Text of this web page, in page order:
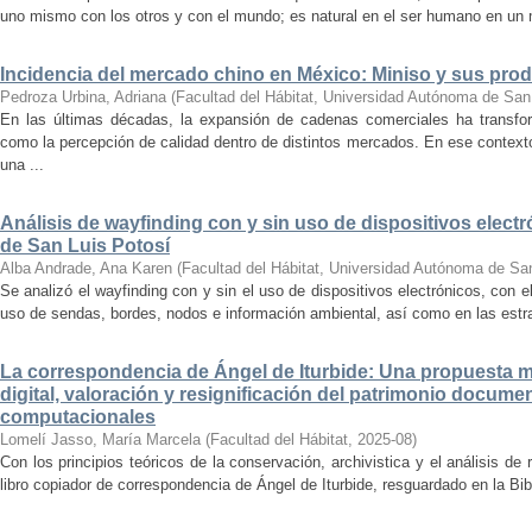
uno mismo con los otros y con el mundo; es natural en el ser humano en
Incidencia del mercado chino en México: Miniso y sus
Pedroza Urbina, Adriana (Facultad del Hábitat, Universidad Autónoma de
En las últimas décadas, la expansión de cadenas comerciales ha
como la percepción de calidad dentro de distintos mercados. En ese
una ...
Análisis de wayfinding con y sin uso de dispositivos
de San Luis Potosí
Alba Andrade, Ana Karen (Facultad del Hábitat, Universidad Autónoma de
Se analizó el wayfinding con y sin el uso de dispositivos electrónicos, con
uso de sendas, bordes, nodos e información ambiental, así como en las
La correspondencia de Ángel de Iturbide: Una propuesta
digital, valoración y resignificación del patrimonio
computacionales
Lomelí Jasso, María Marcela (Facultad del Hábitat, 2025-08)
Con los principios teóricos de la conservación, archivistica y el análisis de
libro copiador de correspondencia de Ángel de Iturbide, resguardado en la